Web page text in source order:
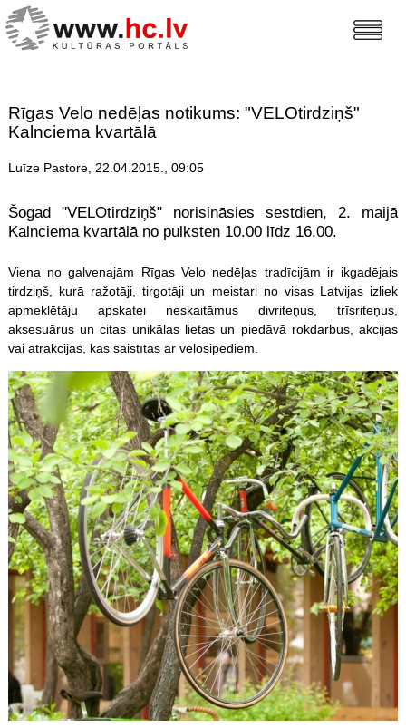
Rīgas Velo nedēļas notikums: "VELOtirdziņš"
Kalnciema kvartālā
Luīze Pastore, 22.04.2015., 09:05
Šogad "VELOtirdziņš" norisināsies sestdien, 2. maijā
Kalnciema kvartālā no pulksten 10.00 līdz 16.00.
Viena no galvenajām Rīgas Velo nedēļas tradīcijām ir ikgadējais
tirdziņš, kurā ražotāji, tirgotāji un meistari no visas Latvijas izliek
apmeklētāju apskatei neskaitāmus divriteņus, trīsriteņus,
aksesuārus un citas unikālas lietas un piedāvā rokdarbus, akcijas
vai atrakcijas, kas saistītas ar velosipēdiem.